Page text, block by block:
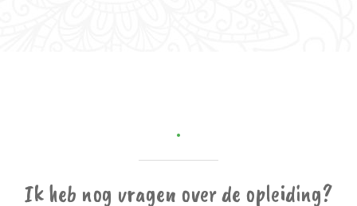
.
Ik heb nog vragen over de opleiding?